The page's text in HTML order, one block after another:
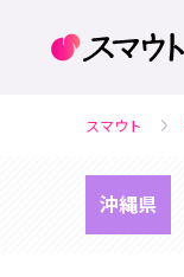
スマウト
沖縄県